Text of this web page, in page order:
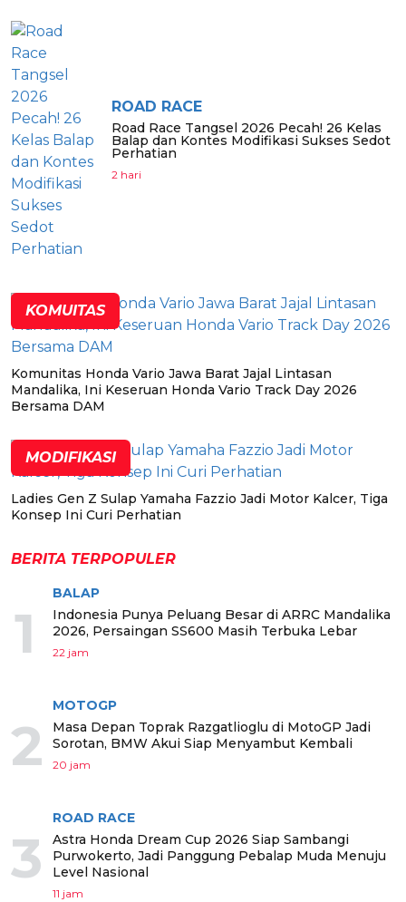
ROAD RACE
Road Race Tangsel 2026 Pecah! 26 Kelas
Balap dan Kontes Modifikasi Sukses Sedot
Perhatian
2 hari
KOMUITAS
Komunitas Honda Vario Jawa Barat Jajal Lintasan
Mandalika, Ini Keseruan Honda Vario Track Day 2026
Bersama DAM
MODIFIKASI
Ladies Gen Z Sulap Yamaha Fazzio Jadi Motor Kalcer, Tiga
Konsep Ini Curi Perhatian
BERITA TERPOPULER
1
BALAP
Indonesia Punya Peluang Besar di ARRC Mandalika
2026, Persaingan SS600 Masih Terbuka Lebar
22 jam
2
MOTOGP
Masa Depan Toprak Razgatlioglu di MotoGP Jadi
Sorotan, BMW Akui Siap Menyambut Kembali
20 jam
3
ROAD RACE
Astra Honda Dream Cup 2026 Siap Sambangi
Purwokerto, Jadi Panggung Pebalap Muda Menuju
Level Nasional
11 jam